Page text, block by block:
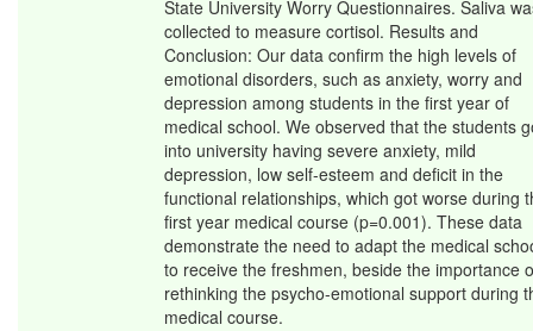
State University Worry Questionnaires. Saliva
collected to measure cortisol. Results and
Conclusion: Our data confirm the high levels of
emotional disorders, such as anxiety, worry and
depression among students in the first year of
medical school. We observed that the students
into university having severe anxiety, mild
depression, low self-esteem and deficit in the
functional relationships, which got worse during
first year medical course (p=0.001). These data
demonstrate the need to adapt the medical
to receive the freshmen, beside the importance
rethinking the psycho-emotional support during
medical course.